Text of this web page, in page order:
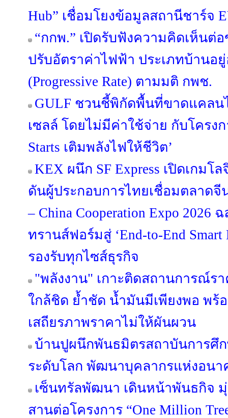
Hub” เชื่อมโยงข้อมูลสถานีชาร์จ
“กกพ.” เปิดรับฟังความคิดเห็นต่
ปรับอัตราค่าไฟฟ้า ประเภทบ้านอ
(Progressive Rate) ตามมติ กพช.
GULF ชวนชี้พิกัดพื้นที่ขาดแคลน
เซลล์ โดยไม่มีค่าใช้จ่าย กับโครงก
Starts เติมพลังไฟให้ชีวิต’
KEX ผนึก SF Express เปิดเกมโ
ดันผู้ประกอบการไทยเชื่อมตลาดจี
– China Cooperation Expo 2026
ทรานส์ฟอร์มสู่ ‘End-to-End Smart
รองรับทุกไซส์ธุรกิจ
"พลังงาน" เกาะติดสถานการณ์ร
ใกล้ชิด ย้ำชัด น้ำมันมีเพียงพอ พร้
เสถียรภาพราคาไม่ให้ผันผวน
บ้านปูผนึกพันธมิตรสถาบันการศึ
ระดับโลก พัฒนาบุคลากรแห่งอนา
เซ็นทรัลพัฒนา เดินหน้าพันธกิจ มุ่
สานต่อโครงการ “One Million